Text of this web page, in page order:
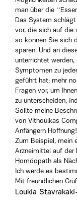
man über die
Das System
vor, die sich auf die
so können Sie sich
sparen. Und an
unterrichtet werden,
Symptomen zu
geführt hat; mehr
Fragen vor, um
zu unterscheiden,
Sollte meine
von Vithoulkas
Anfängern Hoffnung!
Zum Beispiel, mein
Arzneimittel auf der
Homöopath als
Ich werde es
Mit freundlichen
Loukia